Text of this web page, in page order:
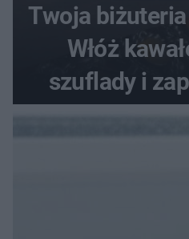
Twoja
Włóż
szuflady i
problemie.